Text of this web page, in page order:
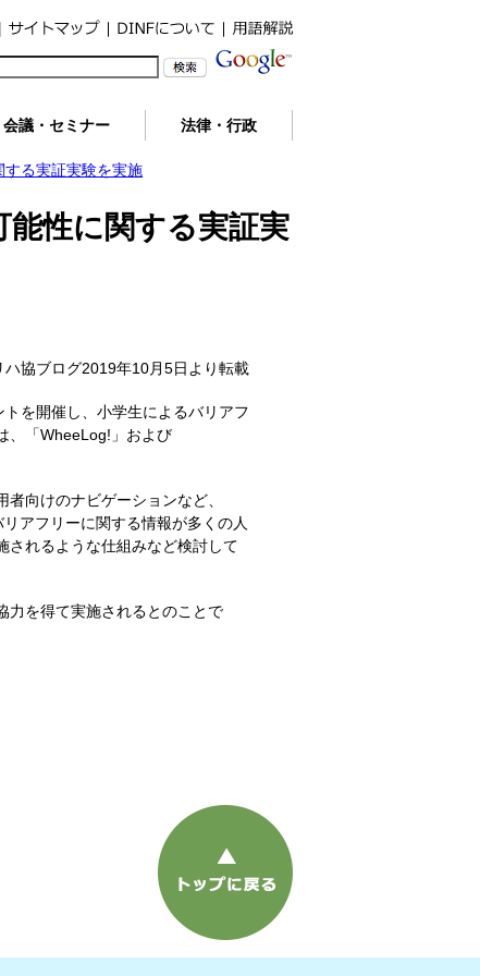
会議・セミナー 法律・行政
する実証実験を実施
能性に関する実証実
ハ協ブログ2019年10月5日より転載
を開催し、小学生によるバリアフ
、「WheeLog!」および
向けのナビゲーションなど、
アフリーに関する情報が多くの人
されるような仕組みなど検討して
力を得て実施されるとのことで